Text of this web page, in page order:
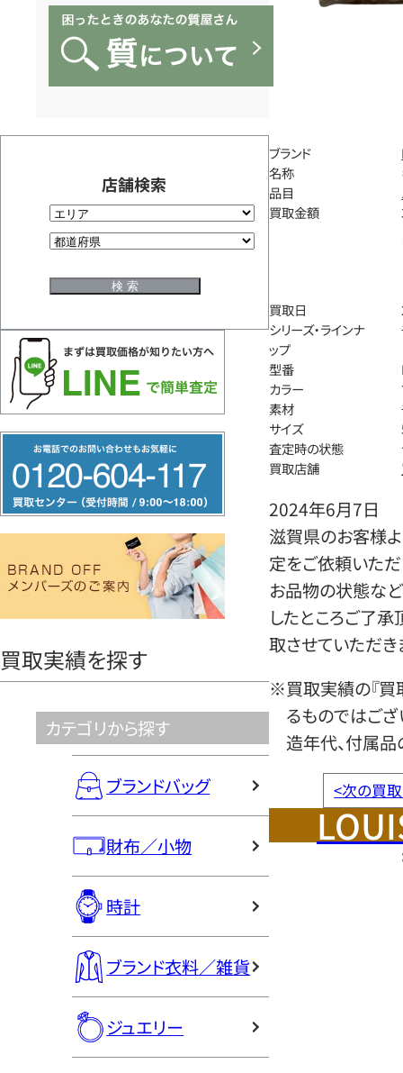
店舗検索
リ
ー
ヤ
買取実績を探す
カテゴリから探す
ブランドバッグ
財布／小物
時計
ブランド衣料／雑貨
ジュエリー
ブランド
名称
品目
買取金額
買取日
シリーズ・ラインナ
ップ
型番
カラー
素材
サイズ
査定時の状態
買取店舗
2024年6月7日
滋賀県のお客様よ
定をご依頼いただ
お品物の状態など
したところご了
取させていただき
※買取実績の『買
るものではござ
造年代、付属品
<次の買